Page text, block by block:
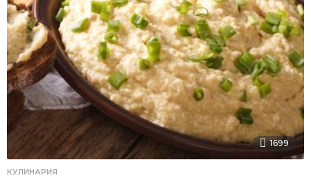
1699
КУЛИНАРИЯ